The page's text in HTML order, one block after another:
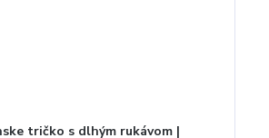
tričko s dlhým rukávom |